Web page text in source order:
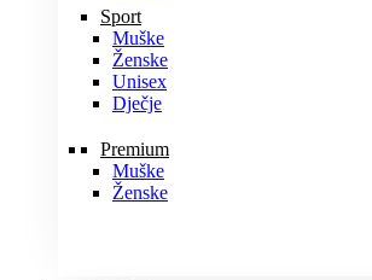
Sport
Muške
Ženske
Unisex
Dječje
Premium
Muške
Ženske